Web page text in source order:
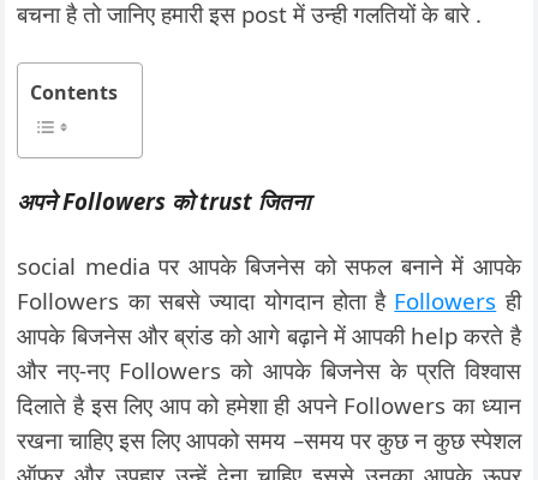
बचना है तो जानिए हमारी इस post में उन्ही गलतियों के बारे .
Contents
अपने Followers को trust जितना
social media पर आपके बिजनेस को सफल बनाने में आपके
Followers का सबसे ज्यादा योगदान होता है Followers ही
आपके बिजनेस और ब्रांड को आगे बढ़ाने में आपकी help करते है
और नए-नए Followers को आपके बिजनेस के प्रति विश्वास
दिलाते है इस लिए आप को हमेशा ही अपने Followers का ध्यान
रखना चाहिए इस लिए आपको समय –समय पर कुछ न कुछ स्पेशल